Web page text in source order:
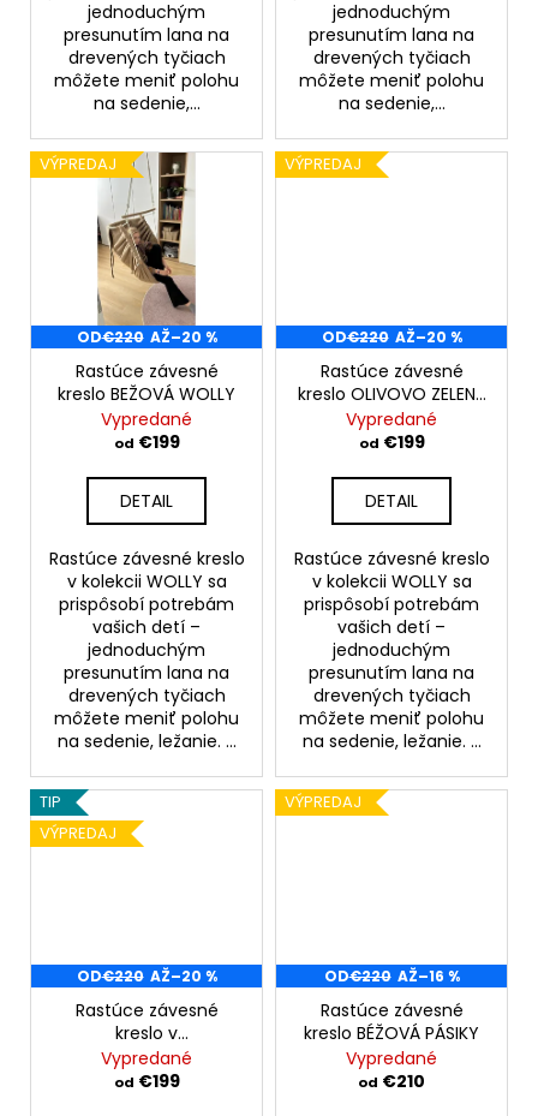
jednoduchým
presunutím lana na
drevených tyčiach
môžete meniť polohu
na sedenie,...
jednoduchým
presunutím lana na
drevených tyčiach
môžete meniť polohu
na sedenie,...
VÝPREDAJ
OD€220 AŽ–20 %
Rastúce závesné
kreslo BEŽOVÁ WOLLY
Vypredané
od €199
DETAIL
Rastúce závesné kreslo
v kolekcii WOLLY sa
prispôsobí potrebám
vašich detí –
jednoduchým
presunutím lana na
drevených tyčiach
môžete meniť polohu
na sedenie, ležanie. ...
VÝPREDAJ
OD€220 AŽ–20 %
Rastúce závesné
kreslo OLIVOVO ZELENÁ
WOLLY
Vypredané
od €199
DETAIL
Rastúce závesné kreslo
v kolekcii WOLLY sa
prispôsobí potrebám
vašich detí –
jednoduchým
presunutím lana na
drevených tyčiach
môžete meniť polohu
na sedenie, ležanie. ...
TIP
VÝPREDAJ
OD€220 AŽ–20 %
Rastúce závesné
kreslo v
škandinávskom
dizajne Nórsky les
Vypredané
od €199
VÝPREDAJ
OD€220 AŽ–16 %
Rastúce závesné
kreslo BÉŽOVÁ PÁSIKY
Vypredané
od €210